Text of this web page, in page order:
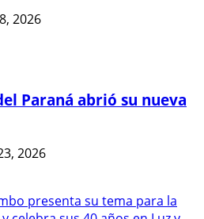
2026
Paraná abrió su nueva
2026